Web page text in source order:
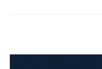
신년운세